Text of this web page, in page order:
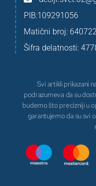
PIB:109291056
Matični broj:
Šifra delatnosti:
Svi artikli prikazani
podrazumeva da su
budemo što precizniji u
garantujemo da su svi